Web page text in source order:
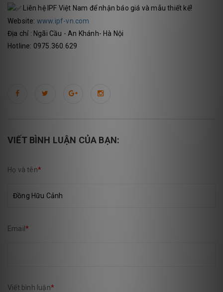
Liên hệ IPF Việt Nam để nhận báo giá và mẫu thiết kế!
Website: www.ipf-vn.com
Địa chỉ : Ngãi Cầu - An Khánh- Hà Nội
Hotline: 0975.360.629
VIẾT BÌNH LUẬN CỦA BẠN:
Họ và tên*
Email *
Viết bình luận*